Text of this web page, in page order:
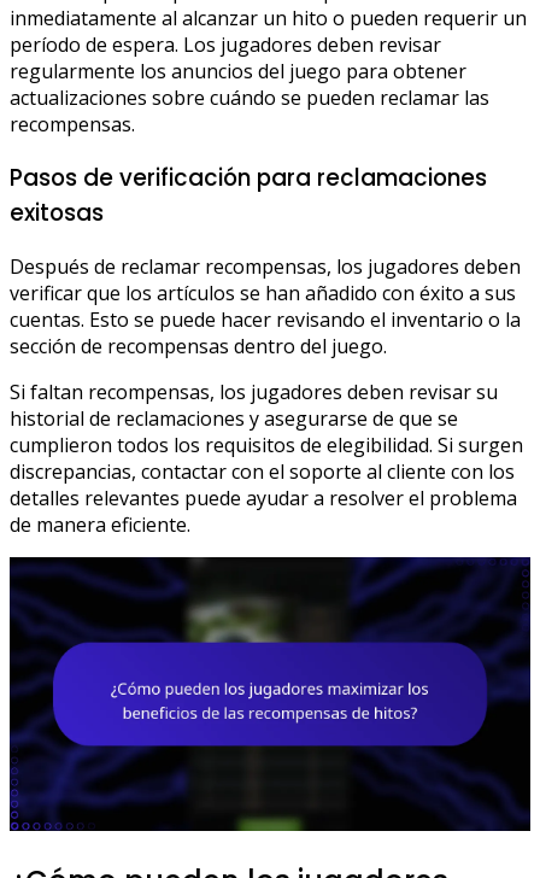
inmediatamente al alcanzar un hito o pueden requerir un
período de espera. Los jugadores deben revisar
regularmente los anuncios del juego para obtener
actualizaciones sobre cuándo se pueden reclamar las
recompensas.
Pasos de verificación para reclamaciones
exitosas
Después de reclamar recompensas, los jugadores deben
verificar que los artículos se han añadido con éxito a sus
cuentas. Esto se puede hacer revisando el inventario o la
sección de recompensas dentro del juego.
Si faltan recompensas, los jugadores deben revisar su
historial de reclamaciones y asegurarse de que se
cumplieron todos los requisitos de elegibilidad. Si surgen
discrepancias, contactar con el soporte al cliente con los
detalles relevantes puede ayudar a resolver el problema
de manera eficiente.